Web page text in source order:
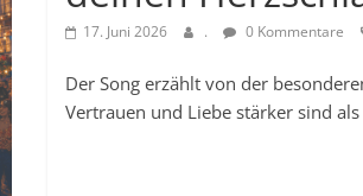
17. Juni 2026 . 0 Kommentare
Der Song erzählt von der
Vertrauen und Liebe stärker sind